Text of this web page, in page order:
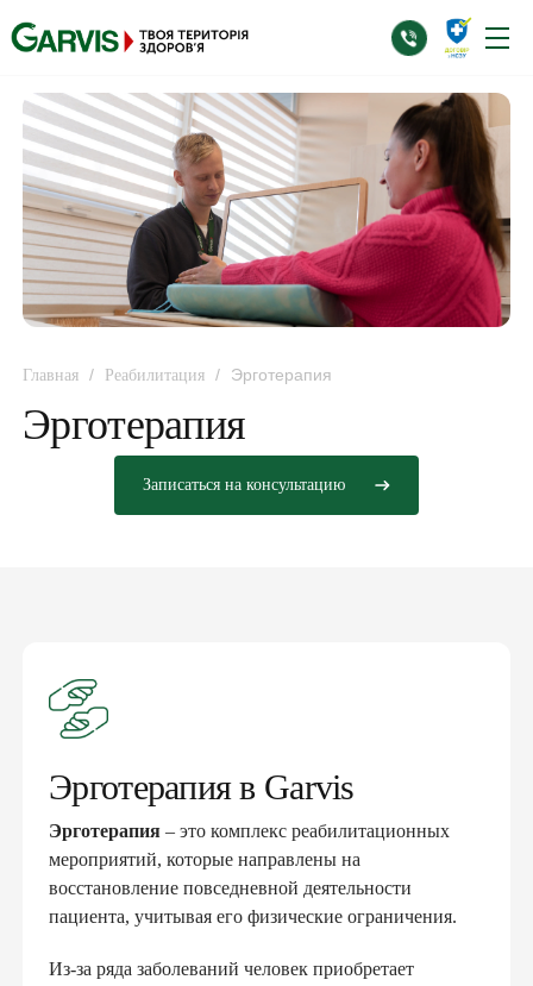
Главная / Реабилитация / Эрготерапия
Эрготерапия
Записаться на консультацию
Эрготерапия в Garvis
Эрготерапия – это комплекс реабилитационных
мероприятий, которые направлены на
восстановление повседневной деятельности
пациента, учитывая его физические ограничения.
Из-за ряда заболеваний человек приобретает